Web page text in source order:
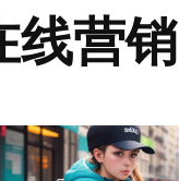
线营销